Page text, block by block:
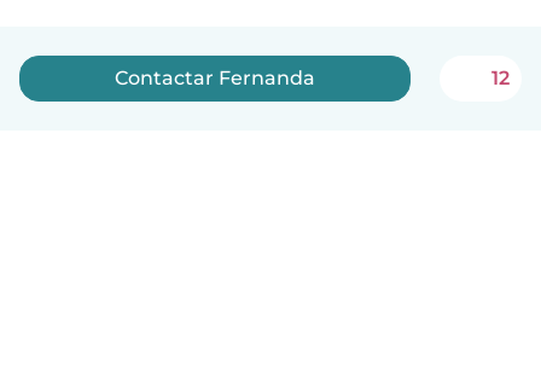
Contactar Fernanda 12